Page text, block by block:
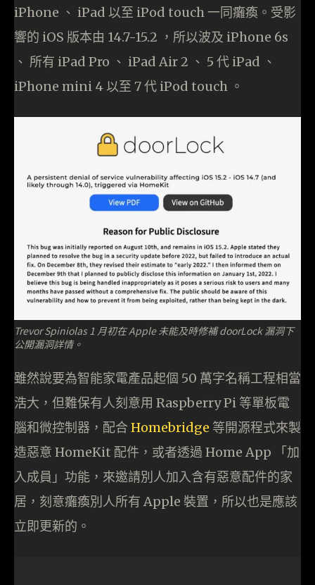
iPhone 、 iPad 以至 iPod touch 一同癱瘓。受影
響的 iOS 版本由 14.7-15.2 ，所以波及 iPhone 6s
、 所有 iPad Pro 、 iPad Air 2 、 5 代 iPad 、
iPhone mini 4 以至 7 代 iPod touch 。
Trevor Spiniolas 1 月初在 Apple 未能及時修補 doorLock 漏洞下
公開漏洞詳情。
雖然說要為智能家電產品起個 50 萬字名稱工程相當
浩大，但難保有人刻意用 Raspberry Pi 等單板電
腦和微控制器，配合 Homebridge 等開源程式來製
造惡意 HomeKit 配件，或者透過 Home App 「加
入成員」功能，來邀請別人加入含有惡意配件的家
居，刻意癱瘓別人所有 Apple 裝置，所以也是應該
立即更新的。